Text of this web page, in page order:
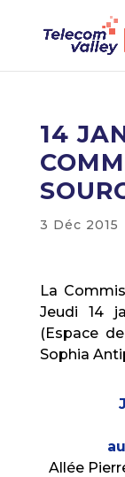
14
3 Déc 2015
La
Jeudi 14
(Espace
Sophia
Allée